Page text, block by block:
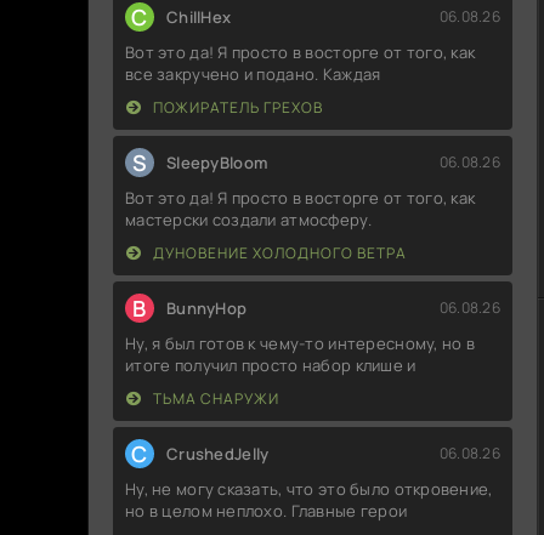
C ChillHex 06.08.26
Вот это да! Я просто в восторге от того, как
все закручено и подано. Каждая
ПОЖИРАТЕЛЬ ГРЕХОВ
S SleepyBloom 06.08.26
Вот это да! Я просто в восторге от того, как
мастерски создали атмосферу.
ДУНОВЕНИЕ ХОЛОДНОГО ВЕТРА
B BunnyHop 06.08.26
Ну, я был готов к чему-то интересному, но в
итоге получил просто набор клише и
ТЬМА СНАРУЖИ
C CrushedJelly 06.08.26
Ну, не могу сказать, что это было откровение,
но в целом неплохо. Главные герои